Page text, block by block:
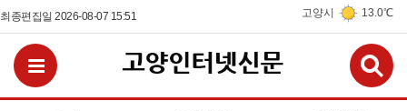
최종편집일 2026-08-07 15:51 고양시 13.0℃
전체메뉴보기